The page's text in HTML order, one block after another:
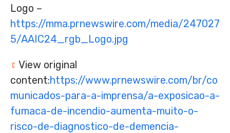
Logo –
https://mma.prnewswire.com/media/247027
5/AAIC24_rgb_Logo.jpg
View original
content:https://www.prnewswire.com/br/co
municados-para-a-imprensa/a-exposicao-a-
fumaca-de-incendio-aumenta-muito-o-
risco-de-diagnostico-de-demencia-